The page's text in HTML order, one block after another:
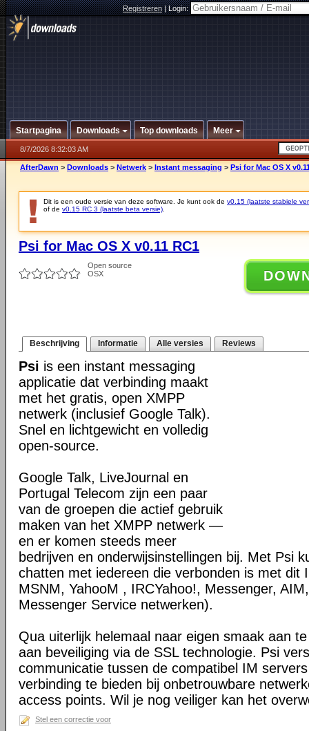
Registreren|Login:
Startpagina Downloads Top downloads Meer
8/7/2026 8:32:03 AM
AfterDawn > Downloads > Netwerk > Instant messaging > Psi for Mac OS X
Dit is een oude versie van deze software. Je kunt ook de v0.15 (laatste stabiele
of de v0.15 RC 3 (laatste beta versie)
Psi for Mac OS X v0.11 RC1
Open source
OSX
Beschrijving Informatie Alle versies Reviews
Psi is een instant messaging
applicatie dat verbinding maakt
met het gratis, open XMPP
netwerk (inclusief Google Talk).
Snel en lichtgewicht en volledig
open-source.
Google Talk, LiveJournal en
Portugal Telecom zijn een paar
van de groepen die actief gebruik
maken van het XMPP netwerk —
en er komen steeds meer
bedrijven en onderwijsinstellingen bij. Met Psi
chatten met iedereen die verbonden is met dit
MSNM, YahooM , IRCYahoo!, Messenger,
Messenger Service netwerken).
Qua uiterlijk helemaal naar eigen smaak aan
aan beveiliging via de SSL technologie. Psi
communicatie tussen de compatibel IM
verbinding te bieden bij onbetrouwbare
access points. Wil je nog veiliger kan het
Stel een correctie voor